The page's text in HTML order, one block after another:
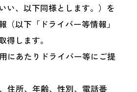
い、以下同様とします。）を
（以下「ドライバー等情報」
得します。
にあたりドライバー等にご提
住所、年齢、性別、電話番